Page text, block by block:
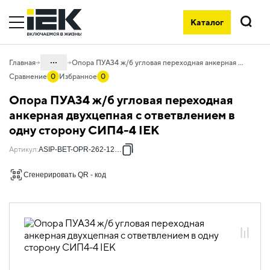
Каталог
Поиск
Главная ...
55.01 Типовые решения для
55.01.01.14 Угловые переходные
Опора ПУА34 ж/б угловая переходная анкерная двухцепная с ответвлением в одну сторону СИП4-4 IEK
Сравнение 0 Избранное 0
Опора ПУА34 ж/б угловая переходная
анкерная двухцепная с ответвлением в
одну сторону СИП4-4 IEK
Артикул:ASIP-BET-OPR-262-12-14
Сгенерировать QR - код